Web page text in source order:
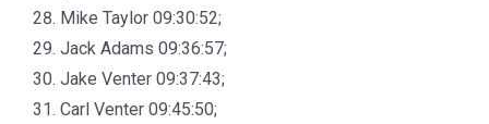
Mike Taylor 09:30:52;
Jack Adams 09:36:57;
Jake Venter 09:37:43;
Carl Venter 09:45:50;